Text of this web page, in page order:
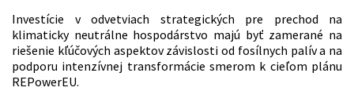
Investície v odvetviach strategických pre prechod na
klimaticky neutrálne hospodárstvo majú byť zamerané na
riešenie kľúčových aspektov závislosti od fosílnych palív a na
podporu intenzívnej transformácie smerom k cieľom plánu
REPowerEU.